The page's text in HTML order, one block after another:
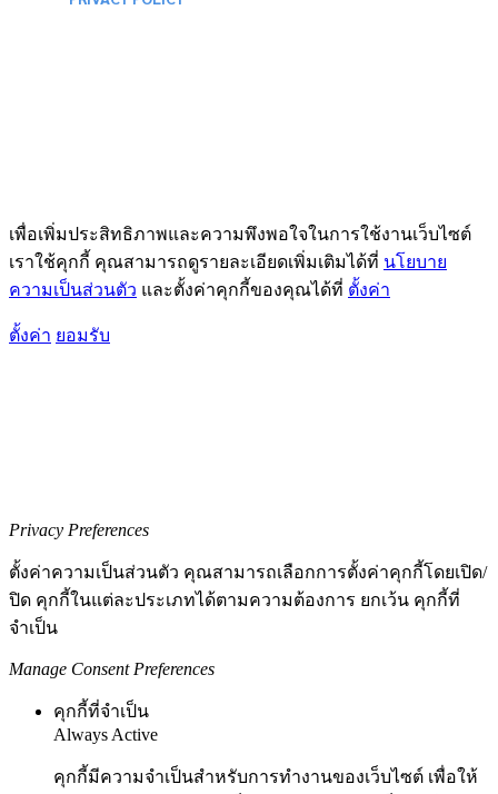
เพื่อเพิ่มประสิทธิภาพและความพึงพอใจในการใช้งานเว็บไซต์
เราใช้คุกกี้ คุณสามารถดูรายละเอียดเพิ่มเติมได้ที่ นโยบาย
ความเป็นส่วนตัว และตั้งค่าคุกกี้ของคุณได้ที่ ตั้งค่า
ตั้งค่า ยอมรับ
Privacy Preferences
ตั้งค่าความเป็นส่วนตัว คุณสามารถเลือกการตั้งค่าคุกกี้โดยเปิด/
ปิด คุกกี้ในแต่ละประเภทได้ตามความต้องการ ยกเว้น คุกกี้ที่
จำเป็น
Manage Consent Preferences
คุกกี้ที่จำเป็น
Always Active
คุกกี้มีความจำเป็นสำหรับการทำงานของเว็บไซต์ เพื่อให้